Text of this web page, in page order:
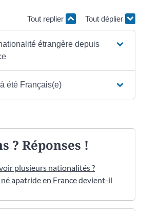
Tout replier Tout déplier
étrangère depuis
été Français(e)
? Réponses !
plusieurs nationalités ?
apatride en France devient-il